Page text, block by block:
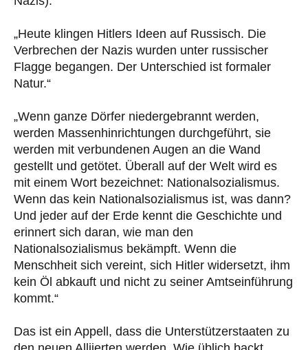
„Heute klingen Hitlers Ideen auf Russisch. Die
Verbrechen der Nazis wurden unter russischer
Flagge begangen. Der Unterschied ist formaler
Natur.“
„Wenn ganze Dörfer niedergebrannt werden,
werden Massenhinrichtungen durchgeführt, sie
werden mit verbundenen Augen an die Wand
gestellt und getötet. Überall auf der Welt wird es
mit einem Wort bezeichnet: Nationalsozialismus.
Wenn das kein Nationalsozialismus ist, was dann?
Und jeder auf der Erde kennt die Geschichte und
erinnert sich daran, wie man den
Nationalsozialismus bekämpft. Wenn die
Menschheit sich vereint, sich Hitler widersetzt, ihm
kein Öl abkauft und nicht zu seiner Amtseinführung
kommt.“
Das ist ein Appell, dass die Unterstützerstaaten zu